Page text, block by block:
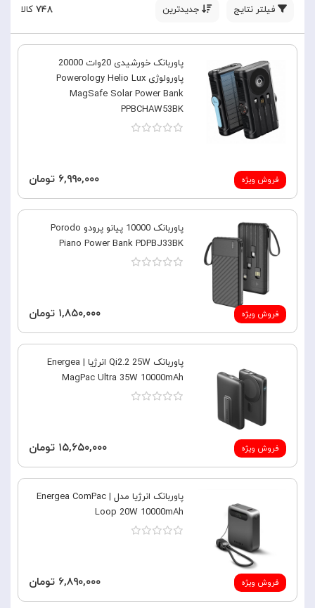
فیلتر نتایج جدیدترین ۷۴۸ کالا
فروش ویژه
پاوربانک خورشیدی 20وات 20000
پاورولوژی Powerology Helio Lux
MagSafe Solar Power Bank
PPBCHAW53BK
۶,۹۹۰,۰۰۰ تومان
فروش ویژه
پاوربانک 10000 پیانو پرودو Porodo
Piano Power Bank PDPBJ33BK
۱,۸۵۰,۰۰۰ تومان
فروش ویژه
پاوربانک Qi2.2 25W انرژیا | Energea
MagPac Ultra 35W 10000mAh
۱۵,۶۵۰,۰۰۰ تومان
فروش ویژه
پاوربانک انرژیا مدل | Energea ComPac
Loop 20W 10000mAh
۶,۸۹۰,۰۰۰ تومان